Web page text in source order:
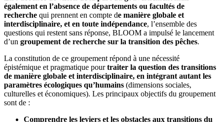
également en l’absence de départements ou facultés de
recherche qui prennent en compte de manière globale et
interdisciplinaire, et en toute indépendance, l’ensemble des
questions qui restent sans réponse, BLOOM a impulsé le lancement
d’un groupement de recherche sur la transition des pêches.
La constitution de ce groupement répond à une nécessité
épistémique et pragmatique pourtraiter la question des transitions
de manière globale et interdisciplinaire, en intégrant autant les
paramètres écologiques qu’humains (dimensions sociales,
culturelles et économiques). Les principaux objectifs du groupement
sont de :
Comprendre les leviers et les obstacles aux transitions du